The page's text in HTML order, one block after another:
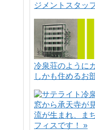
ジメントスタッ
冷泉荘のように
しかも住めるお
窓から承天寺が
流が生まれ、ま
フィスです！ »